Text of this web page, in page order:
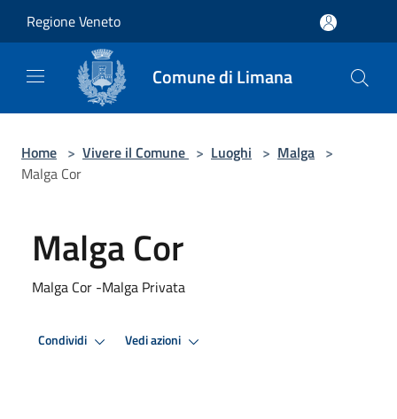
Regione Veneto
Comune di Limana
Home > Vivere il Comune > Luoghi > Malga >
Malga Cor
Malga Cor
Malga Cor -Malga Privata
Condividi Vedi azioni